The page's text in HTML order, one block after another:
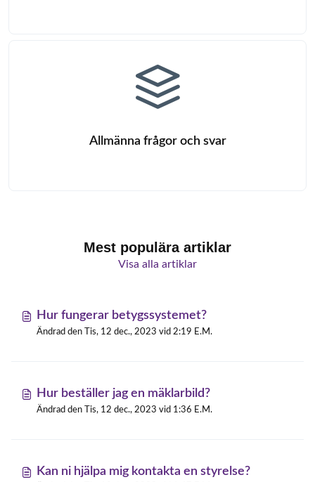
Allmänna frågor och svar
Mest populära artiklar
Visa alla artiklar
Hur fungerar betygssystemet?
Ändrad den Tis, 12 dec., 2023 vid 2:19 E.M.
Hur beställer jag en mäklarbild?
Ändrad den Tis, 12 dec., 2023 vid 1:36 E.M.
Kan ni hjälpa mig kontakta en styrelse?